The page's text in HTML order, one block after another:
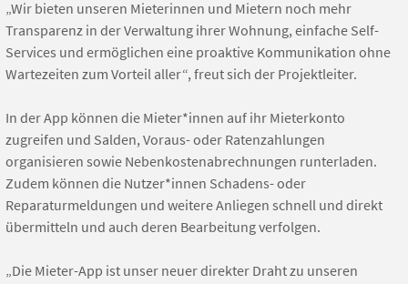
„Wir bieten unseren Mieterinnen und Mietern noch mehr
Transparenz in der Verwaltung ihrer Wohnung, einfache Self-
Services und ermöglichen eine proaktive Kommunikation ohne
Wartezeiten zum Vorteil aller“, freut sich der Projektleiter.
In der App können die Mieter*innen auf ihr Mieterkonto
zugreifen und Salden, Voraus- oder Ratenzahlungen
organisieren sowie Nebenkostenabrechnungen runterladen.
Zudem können die Nutzer*innen Schadens- oder
Reparaturmeldungen und weitere Anliegen schnell und direkt
übermitteln und auch deren Bearbeitung verfolgen.
„Die Mieter-App ist unser neuer direkter Draht zu unseren